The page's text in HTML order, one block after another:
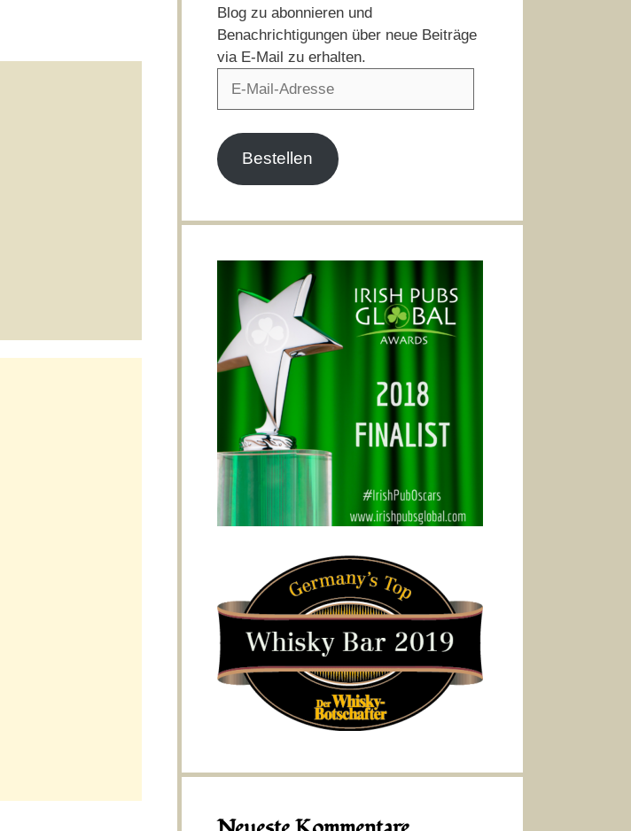
Blog zu abonnieren und
Benachrichtigungen über neue Beiträge
via E-Mail zu erhalten.
Bestellen